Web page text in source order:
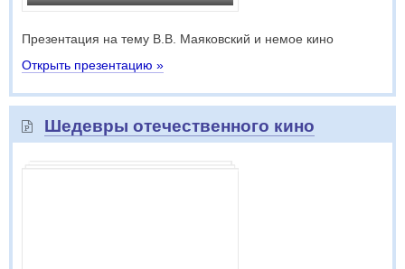
Презентация на тему В.В. Маяковский и немое кино
Открыть презентацию »
Шедевры отечественного кино